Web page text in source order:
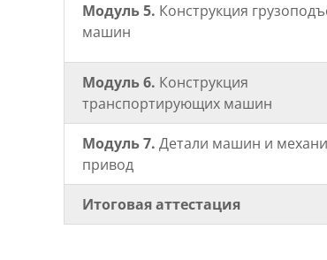
Модуль 5. Конструкция
машин
Модуль 6. Конструкция
транспортирующих машин
Модуль 7. Детали машин и
привод
Итоговая аттестация